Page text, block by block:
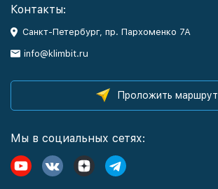
Контакты:
Санкт-Петербург, пр. Пархоменко 7А
info@klimbit.ru
Проложить маршрут
Мы в социальных сетях: